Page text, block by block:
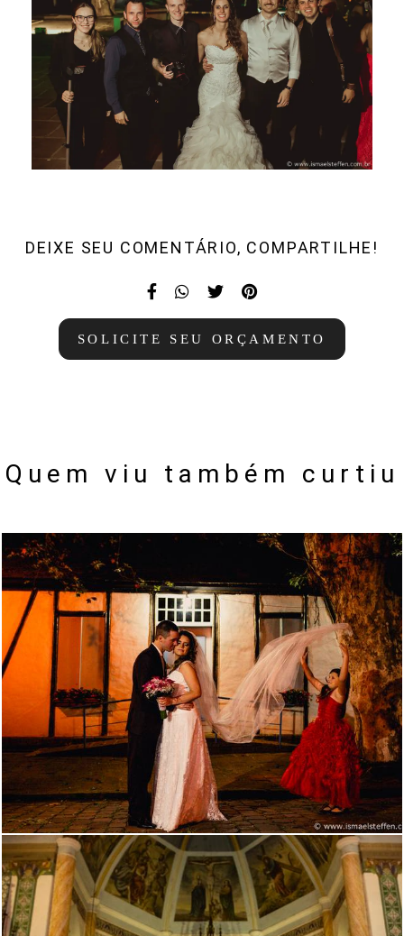
DEIXE SEU COMENTÁRIO, COMPARTILHE!
SOLICITE SEU ORÇAMENTO
Quem viu também curtiu
1959 0